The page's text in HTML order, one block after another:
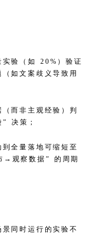
实验（如 20%）验证
如文案歧义导致用
（而非主观经验）判
决策；
到全量落地可缩短至
→观察数据” 的周期
景同时运行的实验不